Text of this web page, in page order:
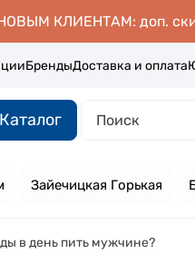
КЛИЕНТАМ: доп.
БрендыДоставка и оплата
Каталог
Зайечицкая Горькая
в день пить мужчине?